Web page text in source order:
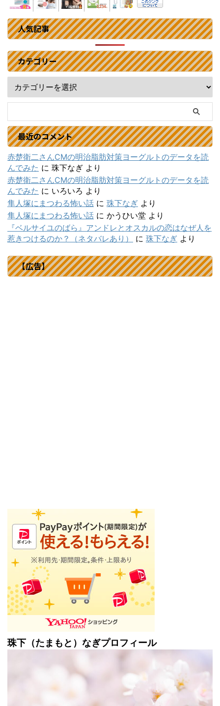
人気記事
カテゴリー
最近のコメント
赤楚衛二さんCMの明治脂肪対策ヨーグルトのデータを読
んでみた に 珠下なぎ より
赤楚衛二さんCMの明治脂肪対策ヨーグルトのデータを読
んでみた に いろいろ より
隼人塚にまつわる怖い話 に 珠下なぎ より
隼人塚にまつわる怖い話 に かうひい堂 より
『ベルサイユのばら』アンドレとオスカルの恋はなぜ人を
惹きつけるのか？（ネタバレあり）
に 珠下なぎ より
【広告】
珠下（たまもと）なぎプロフィール